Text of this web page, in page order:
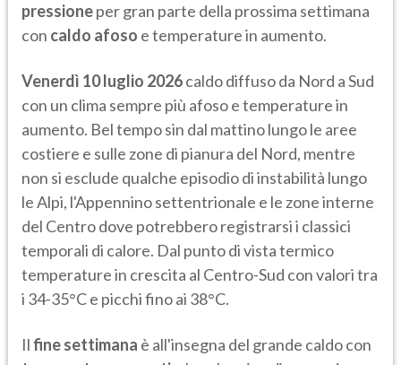
pressioneper gran parte della prossima settimana
con caldo afoso e temperature in aumento.
Venerdì 10 luglio 2026caldo diffuso da Nord a Sud
con un clima sempre più afoso e temperature in
aumento. Bel tempo sin dal mattino lungo le aree
costiere e sulle zone di pianura del Nord, mentre
non si esclude qualche episodio di instabilità lungo
le Alpi, l'Appennino settentrionale e le zone interne
del Centro dove potrebbero registrarsi i classici
temporali di calore. Dal punto di vista termico
temperature in crescita al Centro-Sud con valori tra
i 34-35°C e picchi fino ai 38°C.
Ilfine settimana è all'insegna del grande caldo con